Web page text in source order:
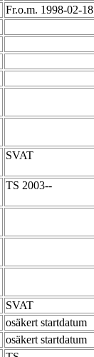
Fr.o.m. 1998-02-18
SVAT
TS 2003--
SVAT
osäkert startdatum
osäkert startdatum